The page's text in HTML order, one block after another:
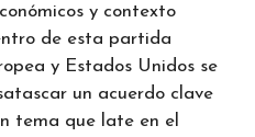
y contexto
de esta partida
y Estados Unidos se
un acuerdo clave
tema que late en el